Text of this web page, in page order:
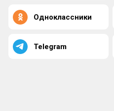
Одноклассники
Telegram